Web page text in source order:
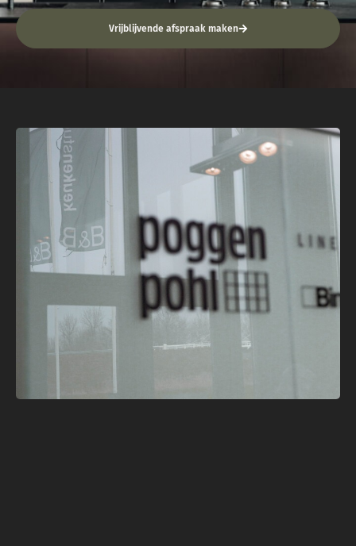
Vrijblijvende afspraak maken